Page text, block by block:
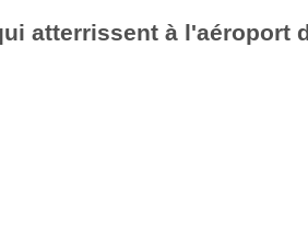
atterrissent à l'aéroport